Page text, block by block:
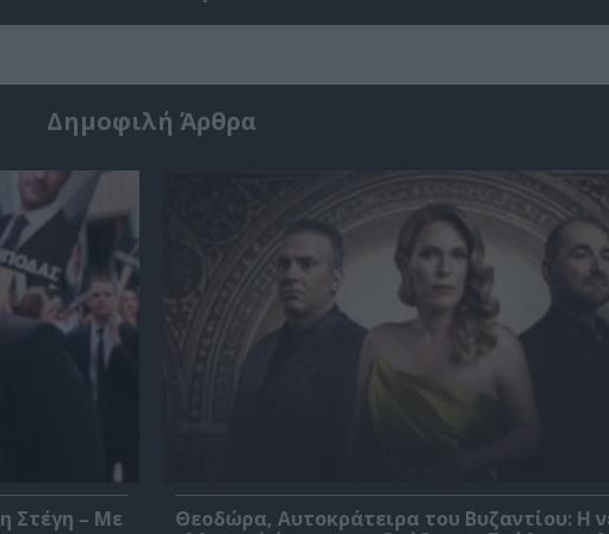
Δημοφιλή Άρθρα
Στέγη – Με
Θεοδώρα, Αυτοκράτειρα του Βυζαντίου: Η